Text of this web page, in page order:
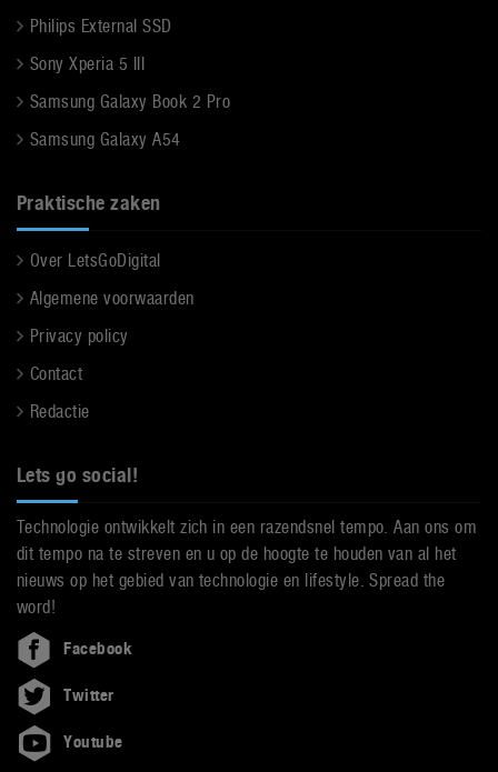
Philips External SSD
Sony Xperia 5 III
Samsung Galaxy Book 2 Pro
Samsung Galaxy A54
Praktische zaken
Over LetsGoDigital
Algemene voorwaarden
Privacy policy
Contact
Redactie
Lets go social!
Technologie ontwikkelt zich in een razendsnel tempo. Aan ons om
dit tempo na te streven en u op de hoogte te houden van al het
nieuws op het gebied van technologie en lifestyle. Spread the
word!
Facebook
Twitter
Youtube